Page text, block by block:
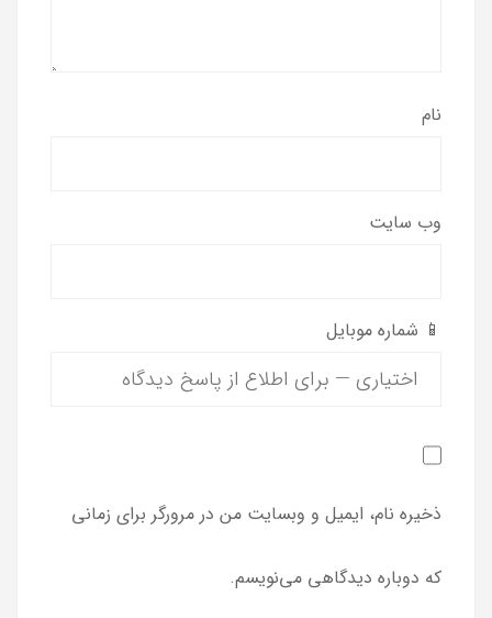
نام
وب‌ سایت
📱 شماره موبایل
ذخیره نام، ایمیل و وبسایت من در مرورگر برای زمانی
که دوباره دیدگاهی می‌نویسم.